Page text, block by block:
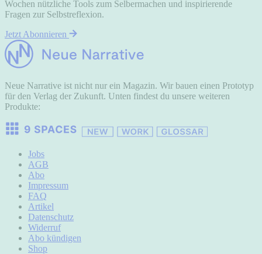
Wochen nützliche Tools zum Selbermachen und inspirierende
Fragen zur Selbstreflexion.
Jetzt Abonnieren
Neue Narrative ist nicht nur ein Magazin. Wir bauen einen Prototyp
für den Verlag der Zukunft. Unten findest du unsere weiteren
Produkte:
Jobs
AGB
Abo
Impressum
FAQ
Artikel
Datenschutz
Widerruf
Abo kündigen
Shop